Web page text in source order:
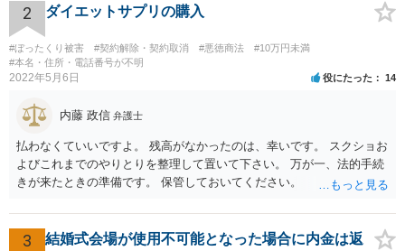
ですので、書面などをもってお近くの法律事務所でセカンドオピニオ
ンを受けることをお勧めします。
2 ダイエットサプリの購入
#ぼったくり被害 #契約解除・契約取消 #悪徳商法
#10万円未満
#本名・住所・電話番号が不明
2022年5月6日 役にたった 14
内藤 政信 弁護士
払わなくていいですよ。 残高がなかったのは、幸いです。 スクショお
よびこれまでのやりとりを整理して置いて下さい。 万が一、法的手続
きが来たときの準備です。 保管しておいてください。
3
結婚式会場が使用不可能となった場合に内金は返